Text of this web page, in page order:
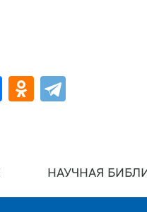
НАУЧНАЯ